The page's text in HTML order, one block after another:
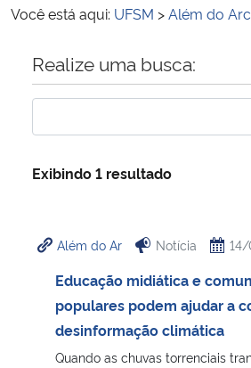
Ministério das Relações Exteriores
Ministério da Economia
Ministério da Infraestrutura
Ministério da Cidadania
Ministério de Minas e Energia
Você está aqui: UFSM >Além do
Início do conteúdo
Realize uma busca:
Exibindo 1 resultado
Além do Ar Notícia
Educação midiática e
populares podem ajudar a
desinformação climática
Quando as chuvas torrenciais